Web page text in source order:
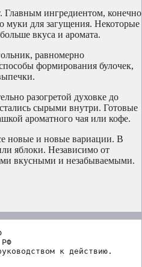
Главным ингредиентом, конечно
муки для загущения. Некоторые
вкуса и аромата.
равномерно
формирования булочек,
разогретой духовке до
сырыми внутри. Готовые
ароматного чая или кофе.
новые и новые вариации. В
яблоки. Независимо от
вкусными и незабываемыми.
к действию.